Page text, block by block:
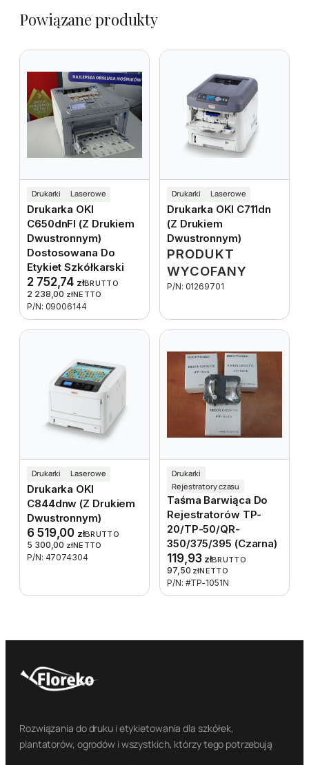
Powiązane produkty
Drukarki Laserowe
Drukarka OKI
C650dnFl (z Drukiem
Dwustronnym)
Dostosowana Do
Etykiet Szkółkarski
2 752,74 złBRUTTO
2 238,00 złNETTO
P/N: 09006144
Drukarki Laserowe
Drukarka OKI C711dn
(z Drukiem
Dwustronnym)
PRODUKT
WYCOFANY
P/N: 01269701
Drukarki Laserowe
Drukarka OKI
C844dnw (z Drukiem
Dwustronnym)
6 519,00 złBRUTTO
5 300,00 złNETTO
P/N: 47074304
Drukarki
Rejestratory czasu
Taśma Barwiąca Do
Rejestratorów TP-
20/TP-50/QR-
350/375/395 (czarna)
119,93 złBRUTTO
97,50 złNETTO
P/N: #TP-1051N
Rozwiązania do druku i etykietowania dla szkółek,
plantatorów, ogrodów i wszystkich, którzy tego potrzebują